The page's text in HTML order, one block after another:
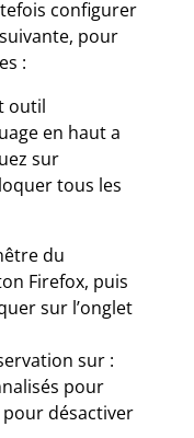
configurer
pour
:
outil
en haut a
sur
tous les
du
Firefox, puis
sur l’onglet
sur :
pour
pour désactiver